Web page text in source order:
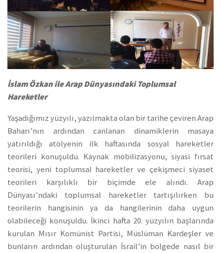
İslam Özkan ile Arap Dünyasındaki Toplumsal
Hareketler
Yaşadığımız yüzyılı, yazılmakta olan bir tarihe çeviren Arap
Baharı’nın ardından canlanan dinamiklerin masaya
yatırıldığı atölyenin ilk haftasında sosyal hareketler
teorileri konuşuldu. Kaynak mobilizasyonu, siyasi fırsat
teorisi, yeni toplumsal hareketler ve çekişmeci siyaset
teorileri karşılıklı bir biçimde ele alındı. Arap
Dünyası’ndaki toplumsal hareketler tartışılırken bu
teorilerin hangisinin ya da hangilerinin daha uygun
olabileceği konuşuldu. İkinci hafta 20. yüzyılın başlarında
kurulan Mısır Komünist Partisi, Müslüman Kardeşler ve
bunların ardından oluşturulan İsrail’in bölgede nasıl bir